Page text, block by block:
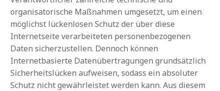
organisatorische Maßnahmen umgesetzt, um einen
möglichst lückenlosen Schutz der über diese
Internetseite verarbeiteten personenbezogenen
Daten sicherzustellen. Dennoch können
Internetbasierte Datenübertragungen grundsätzlich
Sicherheitslücken aufweisen, sodass ein absoluter
Schutz nicht gewährleistet werden kann. Aus diesem